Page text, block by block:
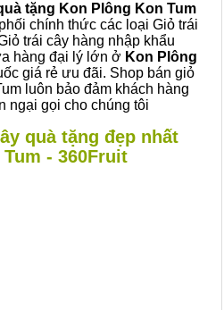
tặng Kon Plông Kon Tum
chính thức các loại Giỏ trái
trái cây hàng nhập khẩu
hàng đại lý lớn ở Kon Plông
giá rẻ ưu đãi. Shop bán giỏ
luôn bảo đảm khách hàng
ngại gọi cho chúng tôi
quà tặng đẹp nhất
- 360Fruit